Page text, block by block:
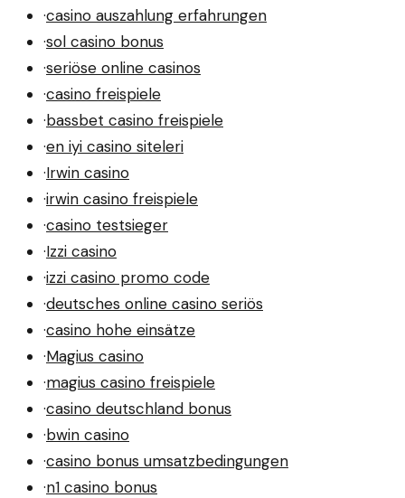
·casino auszahlung erfahrungen
·sol casino bonus
·seriöse online casinos
·casino freispiele
·bassbet casino freispiele
·en iyi casino siteleri
·Irwin casino
·irwin casino freispiele
·casino testsieger
·Izzi casino
·izzi casino promo code
·deutsches online casino seriös
·casino hohe einsätze
·Magius casino
·magius casino freispiele
·casino deutschland bonus
·bwin casino
·casino bonus umsatzbedingungen
·n1 casino bonus